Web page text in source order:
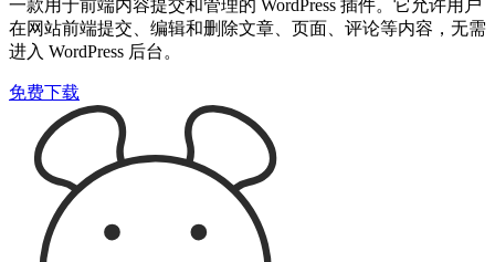
一款用于前端内容提交和管理的 WordPress 插件。它允许用户
在网站前端提交、编辑和删除文章、页面、评论等内容，无需
进入 WordPress 后台。
免费下载